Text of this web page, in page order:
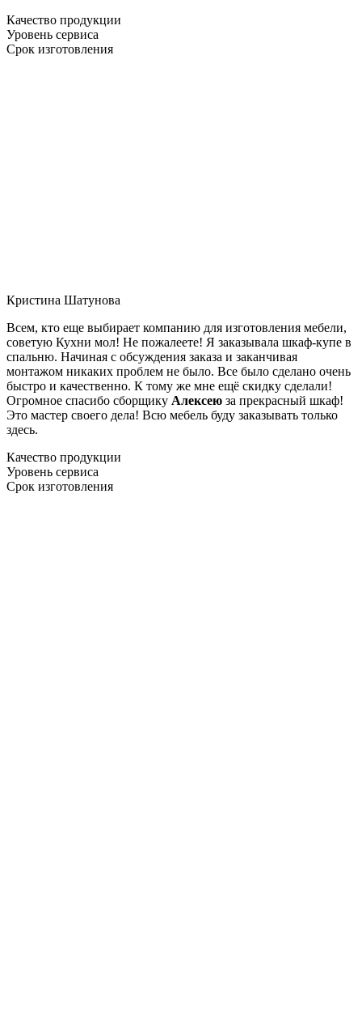
Качество продукции
Уровень сервиса
Срок изготовления
Кристина Шатунова
Всем, кто еще выбирает компанию для изготовления мебели,
советую Кухни мол! Не пожалеете! Я заказывала шкаф-купе в
спальню. Начиная с обсуждения заказа и заканчивая
монтажом никаких проблем не было. Все было сделано очень
быстро и качественно. К тому же мне ещё скидку сделали!
Огромное спасибо сборщику Алексею за прекрасный шкаф!
Это мастер своего дела! Всю мебель буду заказывать только
здесь.
Качество продукции
Уровень сервиса
Срок изготовления